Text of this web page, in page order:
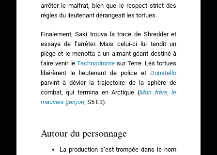
arrêter le malfrat, bien que le respect strict des
règles du lieutenant dérangeait les tortues.
Finalement, Saki trouva la trace de Shredder et
essaya de l’arrêter. Mais celui-ci lui tendit un
piège et le menotta à un aimant géant destiné à
faire venir le Technodromesur Terre. Les tortues
libérèrent le lieutenant de police et Donatello
parvint à dévier la trajectoire de la sphère de
combat, qui termina en Arctique (Mon frère, le
mauvais garçon, S5 E3).
Autour du personnage
La production s’est trompée dans le nom